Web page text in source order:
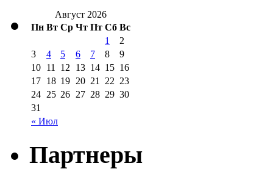
Август 2026
Пн Вт Ср Чт Пт Сб Вс
« Июл
1
2
3
4 5 6 7 8
9
10 11 12 13 14 15 16
17 18 19 20 21 22 23
24 25 26 27 28 29 30
31
Партнеры